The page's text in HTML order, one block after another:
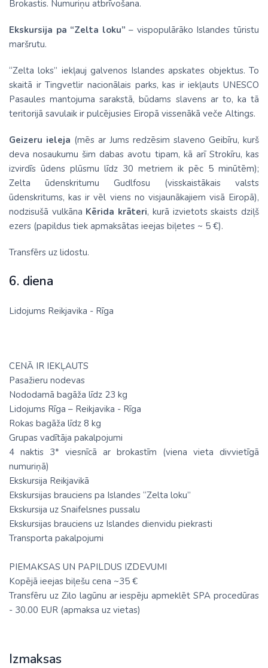
Brokastis. Numuriņu atbrīvošana.
Ekskursija pa “Zelta loku”– vispopulārāko Islandes tūristu
maršrutu.
“Zelta loks” iekļauj galvenos Islandes apskates objektus. To
skaitā ir Tingvetlir nacionālais parks, kas ir iekļauts UNESCO
Pasaules mantojuma sarakstā, būdams slavens ar to, ka tā
teritorijā savulaik ir pulcējusies Eiropā vissenākā veče Altings.
Geizeru ieleja (mēs ar Jums redzēsim slaveno Geibīru, kurš
deva nosaukumu šim dabas avotu tipam, kā arī Strokīru, kas
izvirdīs ūdens plūsmu līdz 30 metriem ik pēc 5 minūtēm);
Zelta ūdenskritumu Gudlfosu (visskaistākais valsts
ūdenskritums, kas ir vēl viens no visjaunākajiem visā Eiropā),
nodzisušā vulkāna Kērida krāteri, kurā izvietots skaists dziļš
ezers (papildus tiek apmaksātas ieejas biļetes ~ 5 €).
Transfērs uz lidostu.
6. diena
Lidojums Reikjavika - Rīga
CENĀ IR IEKĻAUTS
Pasažieru nodevas
Nododamā bagāža līdz 23 kg
Lidojums Rīga – Reikjavika - Rīga
Rokas bagāža līdz 8 kg
Grupas vadītāja pakalpojumi
4 naktis 3* viesnīcā ar brokastīm (viena vieta divvietīgā
numuriņā)
Ekskursija Reikjavikā
Ekskursijas brauciens pa Islandes “Zelta loku”
Ekskursija uz Snaifelsnes pussalu
Ekskursijas brauciens uz Islandes dienvidu piekrasti
Transporta pakalpojumi
PIEMAKSAS UN PAPILDUS IZDEVUMI
Kopējā ieejas biļešu cena ~35 €
Transfēru uz Zilo lagūnu ar iespēju apmeklēt SPA procedūras
- 30.00 EUR (apmaksa uz vietas)
Izmaksas